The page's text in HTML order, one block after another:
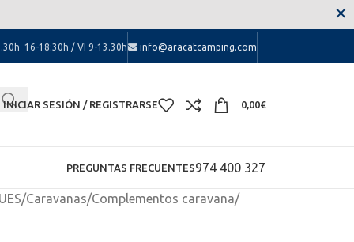
16-18:30h / VI 9-13.30h info@aracatcamping.com
INICIAR SESIÓN / REGISTRARSE 0,00€
PREGUNTAS FRECUENTES974 400 327
✕
/Caravanas/Complementos caravana/